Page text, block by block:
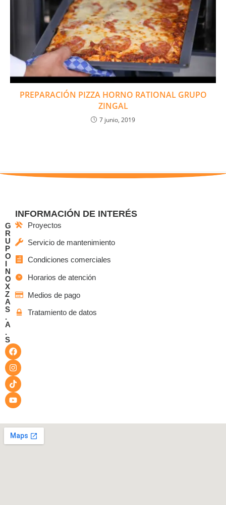
PREPARACIÓN PIZZA HORNO RATIONAL GRUPO
ZINGAL
7 junio, 2019
G
R
U
P
O
I
N
O
X
Z
A
S
.
A
.
S
INFORMACIÓN DE INTERÉS
Proyectos
Servicio de mantenimiento
Condiciones comerciales
Horarios de atención
Medios de pago
Tratamiento de datos